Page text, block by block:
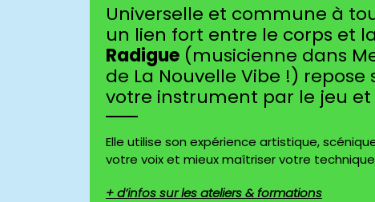
Universelle et commune à
un lien fort entre le corps et
Radigue (musicienne dans
de La Nouvelle Vibe !)
votre instrument par le jeu
Elle utilise son expérience artistique,
votre voix et mieux maîtriser votre
+ d’infos sur les ateliers & formations